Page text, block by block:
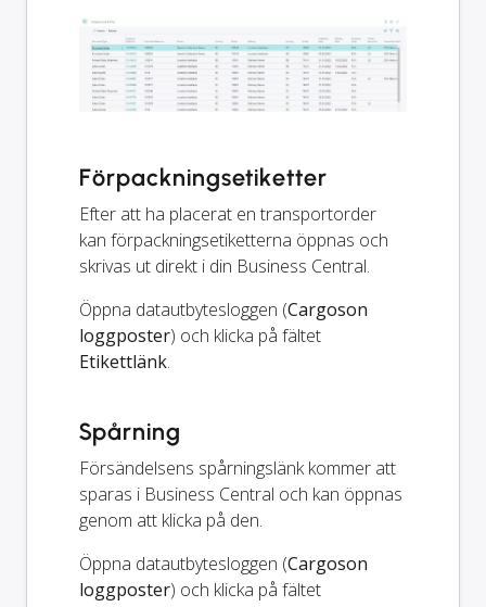
Förpackningsetiketter
Efter att ha placerat en transportorder
kan förpackningsetiketterna öppnas och
skrivas ut direkt i din Business Central.
Öppna datautbytesloggen (Cargoson
loggposter) och klicka på fältet
Etikettlänk.
Spårning
Försändelsens spårningslänk kommer att
sparas i Business Central och kan öppnas
genom att klicka på den.
Öppna datautbytesloggen (Cargoson
loggposter) och klicka på fältet